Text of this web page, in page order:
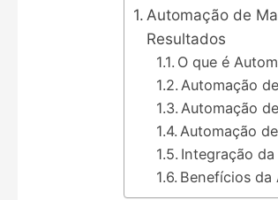
Automação de
Resultados
O que é
Automação
Automação
Automação
Integração
Benefícios da